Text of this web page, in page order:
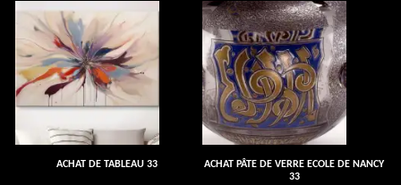
ACHAT DE TABLEAU 33
ACHAT PÂTE DE VERRE ECOLE DE NANCY
33